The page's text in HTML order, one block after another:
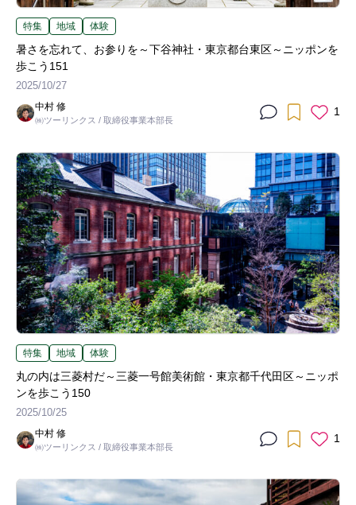
特集 地域 体験
暑さを忘れて、お参りを～下谷神社・東京都台東区～ニッポンを
歩こう151
2025/10/27
中村 修
㈱ツーリンクス / 取締役事業本部長
1
特集 地域 体験
丸の内は三菱村だ～三菱一号館美術館・東京都千代田区～ニッポ
ンを歩こう150
2025/10/25
中村 修
㈱ツーリンクス / 取締役事業本部長
1